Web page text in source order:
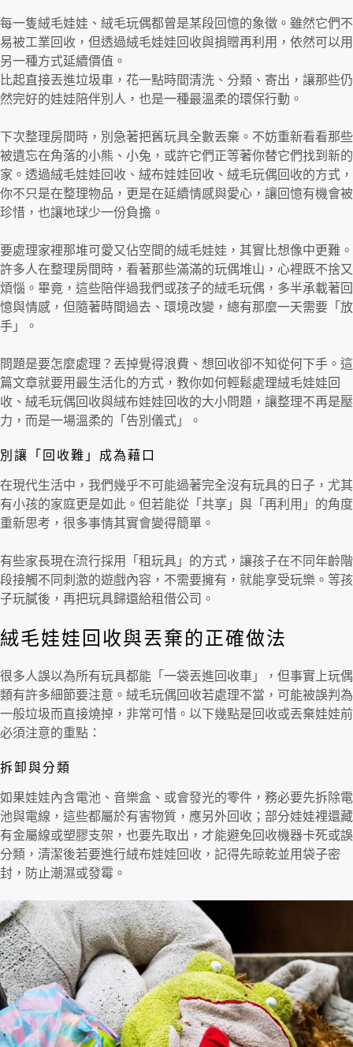
每一隻絨毛娃娃、絨毛玩偶都曾是某段回憶的象徵。雖然它們不
易被工業回收，但透過絨毛娃娃回收與捐贈再利用，依然可以用
另一種方式延續價值。
比起直接丟進垃圾車，花一點時間清洗、分類、寄出，讓那些仍
然完好的娃娃陪伴別人，也是一種最溫柔的環保行動。
下次整理房間時，別急著把舊玩具全數丟棄。不妨重新看看那些
被遺忘在角落的小熊、小兔，或許它們正等著你替它們找到新的
家。透過絨毛娃娃回收、絨布娃娃回收、絨毛玩偶回收的方式，
你不只是在整理物品，更是在延續情感與愛心，讓回憶有機會被
珍惜，也讓地球少一份負擔。
要處理家裡那堆可愛又佔空間的絨毛娃娃，其實比想像中更難。
許多人在整理房間時，看著那些滿滿的玩偶堆山，心裡既不捨又
煩惱。畢竟，這些陪伴過我們或孩子的絨毛玩偶，多半承載著回
憶與情感，但隨著時間過去、環境改變，總有那麼一天需要「放
手」。
問題是要怎麼處理？丟掉覺得浪費、想回收卻不知從何下手。這
篇文章就要用最生活化的方式，教你如何輕鬆處理絨毛娃娃回
收、絨毛玩偶回收與絨布娃娃回收的大小問題，讓整理不再是壓
力，而是一場溫柔的「告別儀式」。
別讓「回收難」成為藉口
在現代生活中，我們幾乎不可能過著完全沒有玩具的日子，尤其
有小孩的家庭更是如此。但若能從「共享」與「再利用」的角度
重新思考，很多事情其實會變得簡單。
有些家長現在流行採用「租玩具」的方式，讓孩子在不同年齡階
段接觸不同刺激的遊戲內容，不需要擁有，就能享受玩樂。等孩
子玩膩後，再把玩具歸還給租借公司。
絨毛娃娃回收與丟棄的正確做法
很多人誤以為所有玩具都能「一袋丟進回收車」，但事實上玩偶
類有許多細節要注意。絨毛玩偶回收若處理不當，可能被誤判為
一般垃圾而直接燒掉，非常可惜。以下幾點是回收或丟棄娃娃前
必須注意的重點：
拆卸與分類
如果娃娃內含電池、音樂盒、或會發光的零件，務必要先拆除電
池與電線，這些都屬於有害物質，應另外回收；部分娃娃裡還藏
有金屬線或塑膠支架，也要先取出，才能避免回收機器卡死或誤
分類，清潔後若要進行絨布娃娃回收，記得先晾乾並用袋子密
封，防止潮濕或發霉。